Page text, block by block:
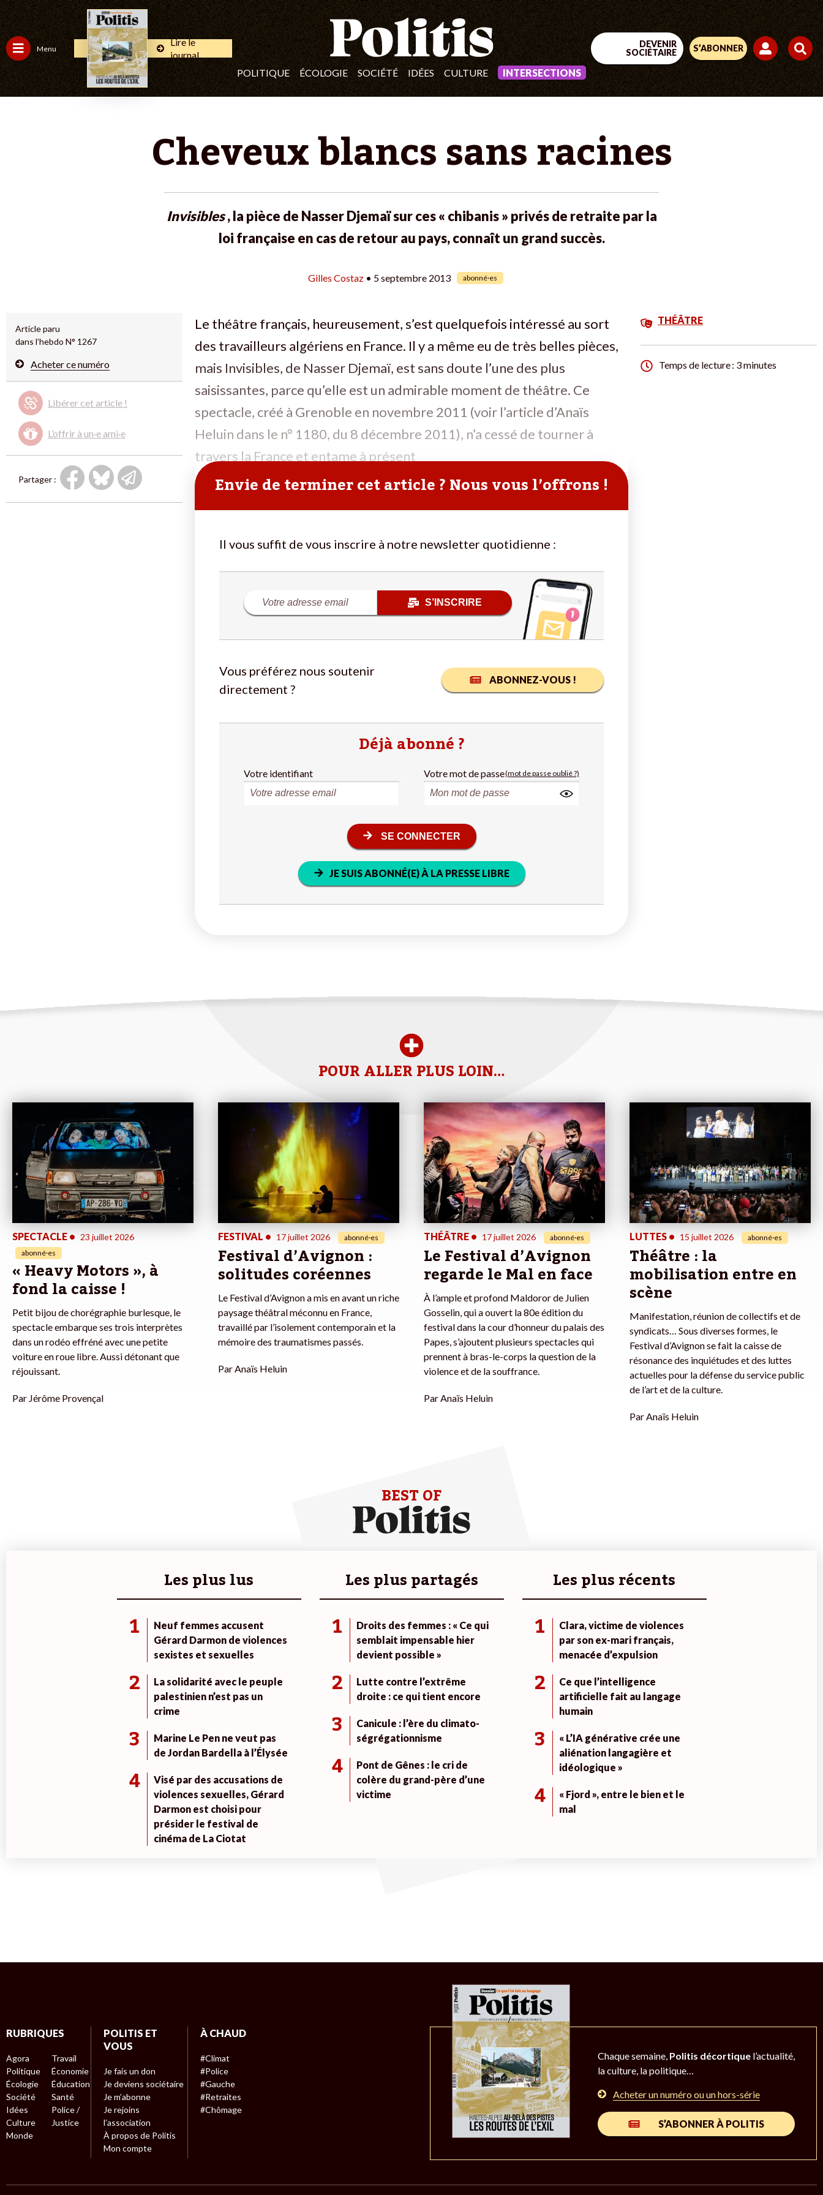
Menu
Lire le
journal
POLITIQUE
ÉCOLOGIE SOCIÉTÉ IDÉES CULTURE INTERSECTIONS
DEVENIR
SOCIÉTAIRE
S’ABONNER
Cheveux blancs sans racines
Invisibles, la pièce de Nasser Djemaï sur ces « chibanis » privés de retraite par la
loi française en cas de retour au pays, connaît un grand succès.
Gilles Costaz • 5 septembre 2013 abonné·es
Article paru
dans l’hebdo N° 1267
Acheter ce numéro
Libérer cet article !
L’offrir à un·e ami·e
Partager :
Le théâtre français, heureusement, s’est quelquefois intéressé au sort
des travailleurs algériens en France. Il y a même eu de très belles pièces,
mais Invisibles, de Nasser Djemaï, est sans doute l’une des plus
saisissantes, parce qu’elle est un admirable moment de théâtre. Ce
spectacle, créé à Grenoble en novembre 2011 (voir l’article d’Anaïs
Heluin dans le n° 1180, du 8 décembre 2011), n’a cessé de tourner à
travers la France et entame à présent
Envie de terminer cet article ? Nous vous l’offrons !
Il vous suffit de vous inscrire à notre newsletter quotidienne :
S’INSCRIRE
Vous préférez nous soutenir
directement ?
ABONNEZ-VOUS !
Déjà abonné ?
Votre identifiant Votre mot de passe(mot de passe oublié ?)
SE CONNECTER
JE SUIS ABONNÉ(E) À LA PRESSE LIBRE
THÉÂTRE
Temps de lecture : 3 minutes
POUR ALLER PLUS LOIN…
SPECTACLE • 23 juillet 2026
abonné·es
« Heavy Motors », à
fond la caisse !
Petit bijou de chorégraphie burlesque, le
spectacle embarque ses trois interprètes
dans un rodéo effréné avec une petite
voiture en roue libre. Aussi détonant que
réjouissant.
Par Jérôme Provençal
FESTIVAL • 17 juillet 2026 abonné·es
Festival d’Avignon :
solitudes coréennes
Le Festival d’Avignon a mis en avant un riche
paysage théâtral méconnu en France,
travaillé par l’isolement contemporain et la
mémoire des traumatismes passés.
ParAnaïs Heluin
THÉÂTRE • 17 juillet 2026 abonné·es
Le Festival d’Avignon
regarde le Mal en face
À l’ample et profond Maldoror de Julien
Gosselin, qui a ouvert la 80e édition du
festival dans la cour d’honneur du palais des
Papes, s’ajoutent plusieurs spectacles qui
prennent à bras-le-corps la question de la
violence et de la souffrance.
ParAnaïs Heluin
LUTTES • 15 juillet 2026 abonné·es
Théâtre : la
mobilisation entre en
scène
Manifestation, réunion de collectifs et de
syndicats… Sous diverses formes, le
Festival d’Avignon se fait la caisse de
résonance des inquiétudes et des luttes
actuelles pour la défense du service public
de l’art et de la culture.
ParAnaïs Heluin
BEST OF
Les plus lus
1
Neuf femmes accusent
Gérard Darmon de violences
sexistes et sexuelles
2
La solidarité avec le peuple
palestinien n’est pas un
crime
3
Marine Le Pen ne veut pas
de Jordan Bardella à l’Élysée
4
Visé par des accusations de
violences sexuelles, Gérard
Darmon est choisi pour
présider le festival de
cinéma de La Ciotat
Les plus partagés
1
Droits des femmes : « Ce qui
semblait impensable hier
devient possible »
2
Lutte contre l’extrême
droite : ce qui tient encore
3
Canicule : l’ère du climato-
ségrégationnisme
4
Pont de Gênes : le cri de
colère du grand-père d’une
victime
Les plus récents
1
Clara, victime de violences
par son ex-mari français,
menacée d’expulsion
2
Ce que l’intelligence
artificielle fait au langage
humain
3
« L’IA générative crée une
aliénation langagière et
idéologique »
4
« Fjord », entre le bien et le
mal
RUBRIQUES
Agora
Politique
Écologie
Société
Idées
Culture
Monde
Travail
Économie
Éducation
Santé
Police /
Justice
POLITIS ET
VOUS
Je fais un don
Je deviens sociétaire
Je m’abonne
Je rejoins
l’association
À propos de Politis
Mon compte
À CHAUD
#Climat
#Police
#Gauche
#Retraites
#Chômage
Chaque semaine, Politis décortique l’actualité,
la culture, la politique…
Acheter un numéro ou un hors-série
S’ABONNER À POLITIS